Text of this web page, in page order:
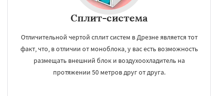
Дубна Егорьевск Жуковский
Зарайск
Звенигород Ивантеевка Истра Кашира
Клин Коломна Королев Котельники
Красноармейск Красногорск
Краснозаводск Краснознаменск
Сплит-система
Отличительной чертой сплит систем в Дрезне является тот
факт, что, в отличии от моноблока, у вас есть возможность
размещать внешний блок и воздухоохладитель на
протяжении 50 метров друг от друга.